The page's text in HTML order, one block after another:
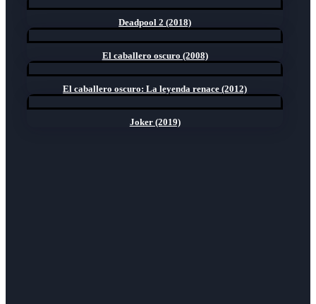
Deadpool 2 (2018)
El caballero oscuro (2008)
El caballero oscuro: La leyenda renace (2012)
Joker (2019)